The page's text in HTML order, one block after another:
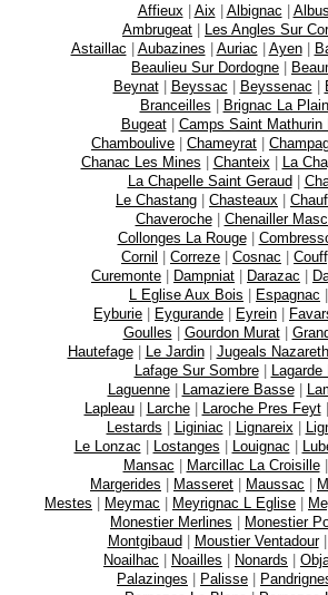
Affieux | Aix | Albignac |
Ambrugeat | Les Angles Sur
Astaillac | Aubazines | Auriac | Ayen|
Beaulieu Sur Dordogne |
Beynat| Beyssac | Beyssenac |
Branceilles | Brignac La
Bugeat| Camps Saint Mathurin
Chamboulive | Chameyrat |
Chanac Les Mines | Chanteix | La
La Chapelle Saint Geraud|
Le Chastang | Chasteaux |
Chaveroche| Chenailler
Collonges La Rouge|
Cornil | Correze | Cosnac |
Curemonte | Dampniat | Darazac |
L Eglise Aux Bois | Espagnac |
Eyburie | Eygurande | Eyrein |
Goulles | Gourdon Murat|
Hautefage| Le Jardin| Jugeals Nazareth
Lafage Sur Sombre| Lagarde
Laguenne| Lamaziere Basse|
Lapleau| Larche| Laroche Pres Feyt|
Lestards | Liginiac | Lignareix |
Le Lonzac | Lostanges | Louignac |
Mansac | Marcillac La Croisille|
Margerides | Masseret | Maussac |
Mestes | Meymac | Meyrignac L Eglise |
Monestier Merlines | Monestier
Montgibaud| Moustier Ventadour|
Noailhac | Noailles | Nonards |
Palazinges | Palisse |